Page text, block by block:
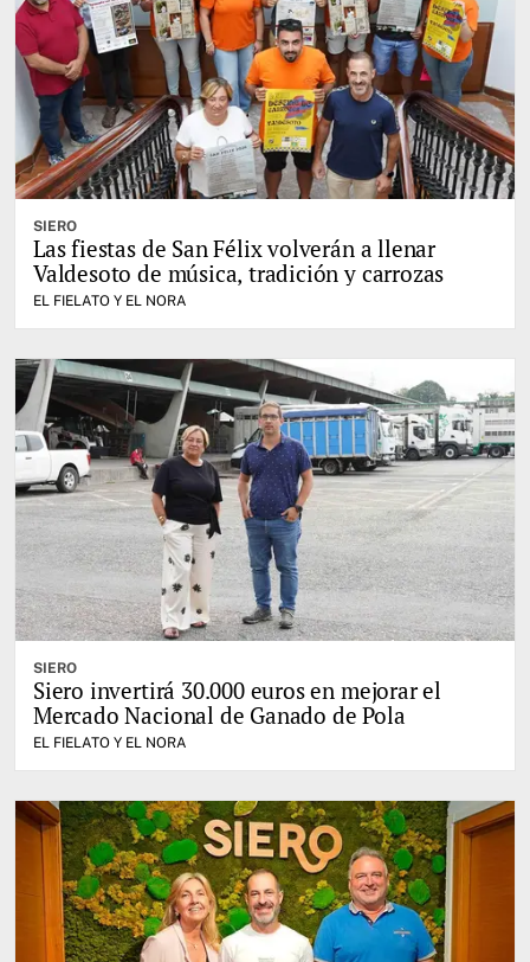
SIERO
Las fiestas de San Félix volverán a llenar
Valdesoto de música, tradición y carrozas
EL FIELATO Y EL NORA
SIERO
Siero invertirá 30.000 euros en mejorar el
Mercado Nacional de Ganado de Pola
EL FIELATO Y EL NORA